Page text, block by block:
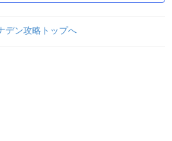
デン攻略トップへ